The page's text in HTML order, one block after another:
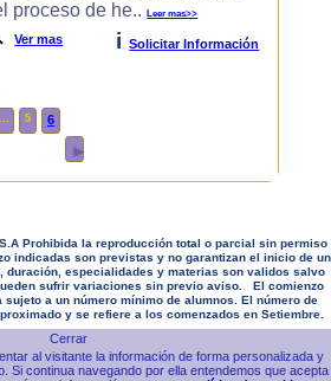
proceso de he..Leer mas>>
Ver mas i Solicitar Información
5 6
►
Prohibida la reproducción total o parcial sin permiso
indicadas son previstas y no garantizan el inicio de un
especialidades y materias son validos salvo
sufrir variaciones sin previo aviso. El comienzo
a un número mínimo de alumnos. El número de
y se refiere a los comenzados en Setiembre.
al visitante la información de forma personalizada y
Si continua navegando por ella entendemos que acepta